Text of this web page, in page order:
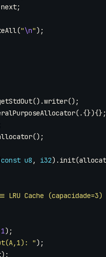
next;
("\n");
().writer();
(.{}){};
();
const u8 , i32). init(
LRU Cache (capacidade=3)
1);
");
);